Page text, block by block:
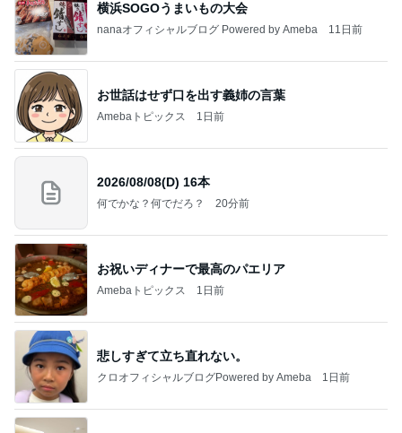
横浜SOGOうまいもの大会
nanaオフィシャルブログ Powered by Ameba 11日前
お世話はせず口を出す義姉の言葉
Amebaトピックス 1日前
2026/08/08(D) 16本
何でかな？何でだろ？ 20分前
お祝いディナーで最高のパエリア
Amebaトピックス 1日前
悲しすぎて立ち直れない。
クロオフィシャルブログPowered by Ameba 1日前